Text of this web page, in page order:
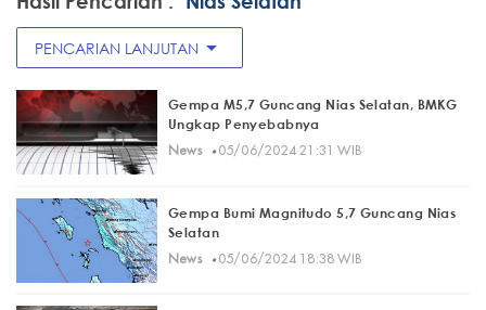
PENCARIAN LANJUTAN arrow_drop_down
Gempa M5,7 Guncang Nias Selatan, BMKG
Ungkap Penyebabnya
News· 05/06/2024 21:31 WIB
Gempa Bumi Magnitudo 5,7 Guncang Nias
Selatan
News· 05/06/2024 18:38 WIB